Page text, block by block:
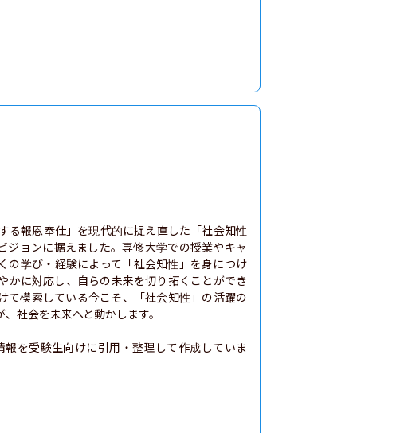
る報恩奉仕」を現代的に捉え直した「社会知性
ョンに据えました。専修大学での授業やキャ
の学び・経験によって「社会知性」を身につけ
かに対応し、自らの未来を切り拓くことができ
て模索している今こそ、「社会知性」の活躍の
社会を未来へと動かします。
を受験生向けに引用・整理して作成していま